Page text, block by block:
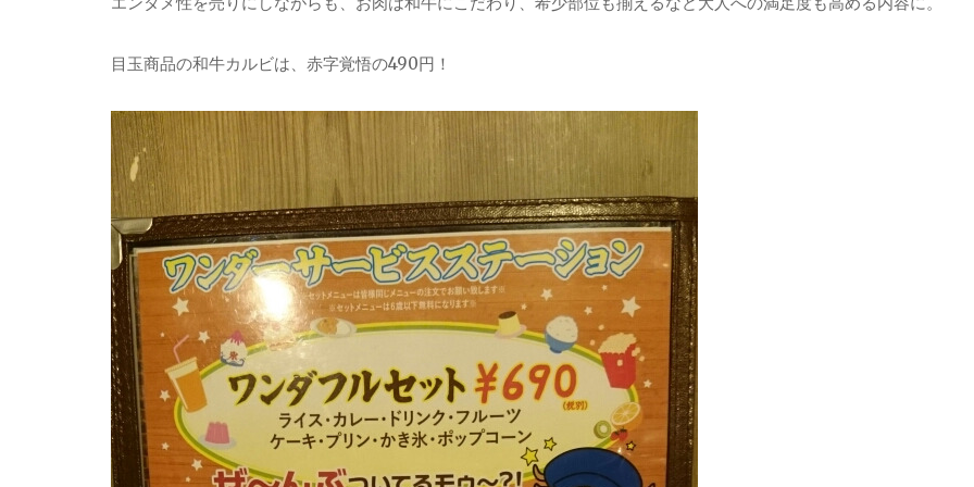
目玉商品の和牛カルビは、赤字覚悟の490円！